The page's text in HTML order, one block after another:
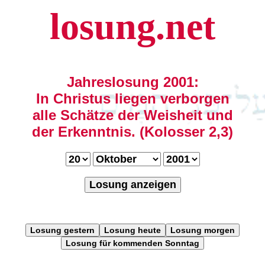
losung.net
Jahreslosung 2001:
In Christus liegen verborgen
alle Schätze der Weisheit und
der Erkenntnis. (Kolosser 2,3)
Losung anzeigen
Losung gestern Losung heute
Losung morgen
Losung für kommenden Sonntag